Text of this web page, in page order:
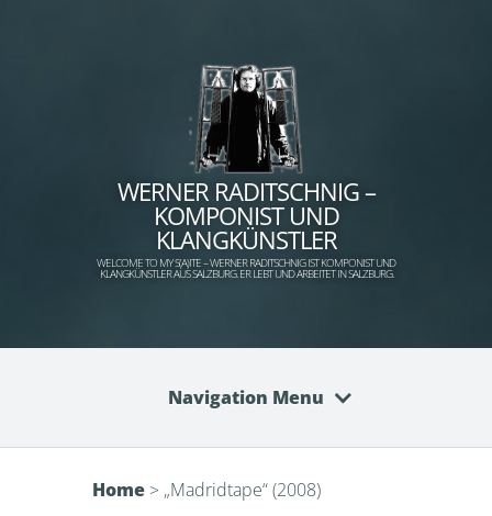
WERNER RADITSCHNIG –
KOMPONIST UND
KLANGKÜNSTLER
WELCOME TO MY S(A)ITE – WERNER RADITSCHNIG IST KOMPONIST UND
KLANGKÜNSTLER AUS SALZBURG. ER LEBT UND ARBEITET IN SALZBURG.
Navigation Menu
Home > „Madridtape“ (2008)